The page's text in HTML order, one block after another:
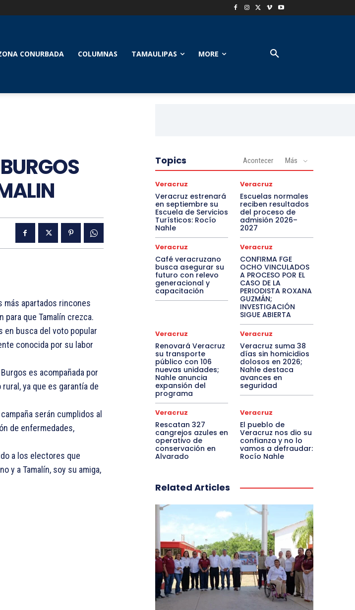
CONURBADA COLUMNAS TAMAULIPAS MORE
más apartados rincones
que Tamalín crezca.
en busca del voto popular
conocida por su labor
es acompañada por
ya que es garantía de
serán cumplidos al
de enfermedades,
a los electores que
y a Tamalín, soy su amiga,
Topics Acontecer Más
Veracruz
Veracruz estrenará
en septiembre su
Escuela de Servicios
Turísticos: Rocío
Nahle
Veracruz
Escuelas normales
reciben resultados
del proceso de
admisión 2026–
2027
Veracruz
Café veracruzano
busca asegurar su
futuro con relevo
generacional y
capacitación
Veracruz
CONFIRMA FGE
OCHO VINCULADOS
A PROCESO POR EL
CASO DE LA
PERIODISTA ROXANA
GUZMÁN;
INVESTIGACIÓN
SIGUE ABIERTA
Veracruz
Renovará Veracruz
su transporte
público con 106
nuevas unidades;
Nahle anuncia
expansión del
programa
Veracruz
Veracruz suma 38
días sin homicidios
dolosos en 2026;
Nahle destaca
avances en
seguridad
Veracruz
Rescatan 327
cangrejos azules en
operativo de
conservación en
Alvarado
Veracruz
El pueblo de
Veracruz nos dio su
confianza y no lo
vamos a defraudar:
Rocío Nahle
Related Articles